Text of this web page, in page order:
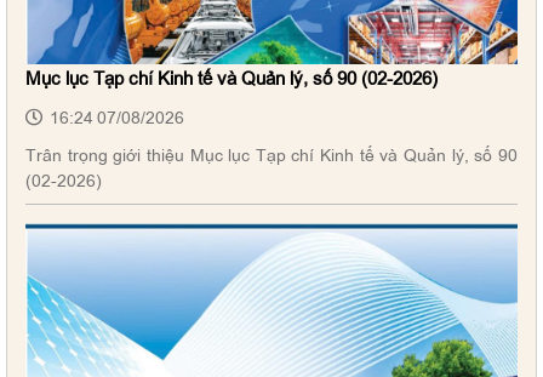
Mục lục Tạp chí Kinh tế và Quản lý, số 90 (02-2026)
16:24 07/08/2026
Trân trọng giới thiệu Mục lục Tạp chí Kinh tế và Quản lý, số 90
(02-2026)